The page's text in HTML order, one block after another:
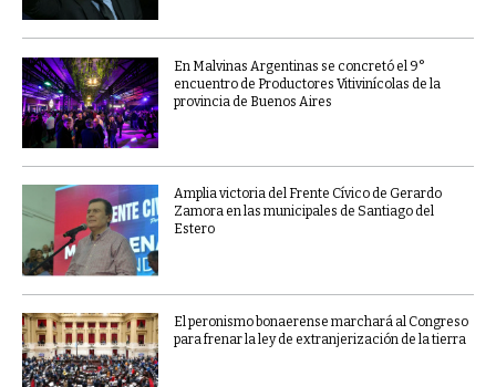
En Malvinas Argentinas se concretó el 9°
encuentro de Productores Vitivinícolas de la
provincia de Buenos Aires
Amplia victoria del Frente Cívico de Gerardo
Zamora en las municipales de Santiago del
Estero
El peronismo bonaerense marchará al Congreso
para frenar la ley de extranjerización de la tierra